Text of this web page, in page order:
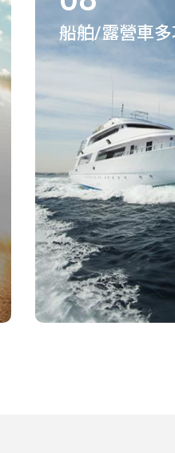
船舶/露營車多